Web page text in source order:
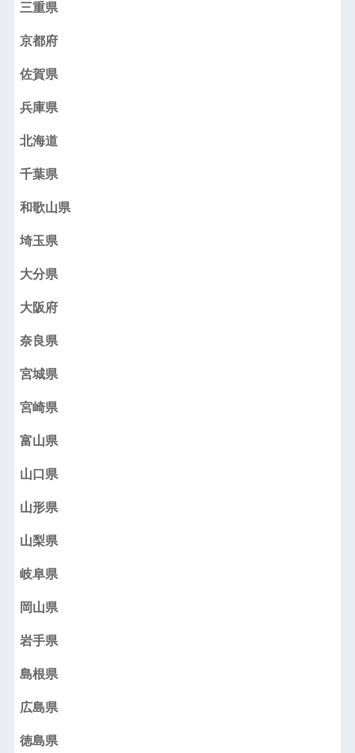
三重県
京都府
佐賀県
兵庫県
北海道
千葉県
和歌山県
埼玉県
大分県
大阪府
奈良県
宮城県
宮崎県
富山県
山口県
山形県
山梨県
岐阜県
岡山県
岩手県
島根県
広島県
徳島県